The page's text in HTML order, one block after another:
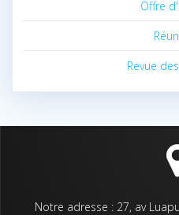
Offre
Revue
Notre adresse : 27, av